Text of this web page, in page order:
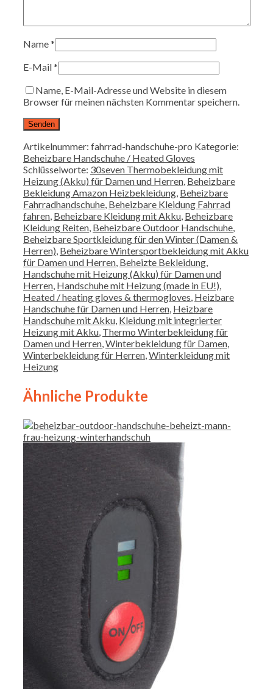
Name*
E-Mail*
Name, E-Mail-Adresse und Website in diesem
Browser für meinen nächsten Kommentar speichern.
Artikelnummer: fahrrad-handschuhe-pro Kategorie:
Beheizbare Handschuhe / Heated Gloves
Schlüsselworte: 30seven Thermobekleidung mit
Heizung (Akku) für Damen und Herren, Beheizbare
Bekleidung Amazon Heizbekleidung, Beheizbare
Fahrradhandschuhe, Beheizbare Kleidung Fahrrad
fahren, Beheizbare Kleidung mit Akku, Beheizbare
Kleidung Reiten, Beheizbare Outdoor Handschuhe,
Beheizbare Sportkleidung für den Winter (Damen &
Herren), Beheizbare Wintersportbekleidung mit Akku
für Damen und Herren, Beheizte Bekleidung,
Handschuhe mit Heizung (Akku) für Damen und
Herren, Handschuhe mit Heizung (made in EU!),
Heated / heating gloves & thermogloves, Heizbare
Handschuhe für Damen und Herren, Heizbare
Handschuhe mit Akku, Kleidung mit integrierter
Heizung mit Akku, Thermo Winterbekleidung für
Damen und Herren,Winterbekleidung für Damen,
Winterbekleidung für Herren,Winterkleidung mit
Heizung
Ähnliche Produkte